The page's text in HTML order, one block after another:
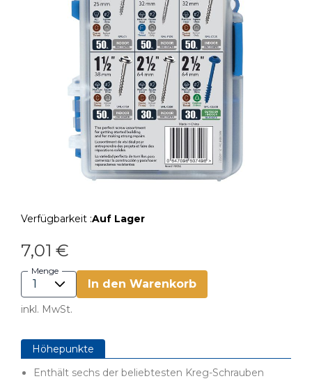
Verfügbarkeit :Auf Lager
7,01 €
Menge
In den Warenkorb
inkl. MwSt.
Höhepunkte
Enthält sechs der beliebtesten Kreg-Schrauben